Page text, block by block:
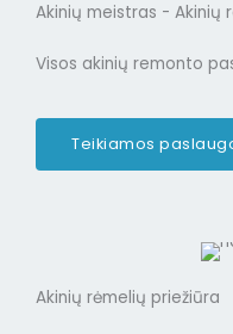
Akinių meistras - Akinių
Visos akinių remonto
Teikiamos
Akinių rėmelių priežiūra